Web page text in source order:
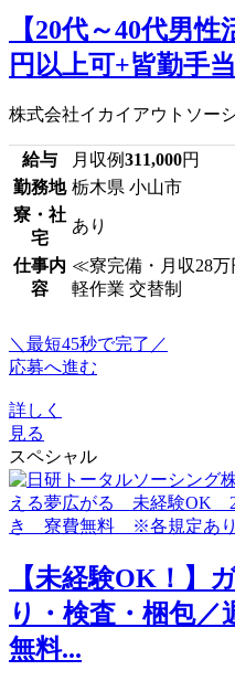
【20代～40代男
円以上可+皆勤手
株式会社イカイアウトソー
給与 月収例311,000円
勤務地 栃木県 小山市
寮・社
宅
あり
仕事内
容
≪寮完備・月収28
軽作業 交替制
＼最短45秒で完了／
応募へ進む
詳しく
見る
スペシャル
【未経験OK！】
り・検査・梱包
無料...